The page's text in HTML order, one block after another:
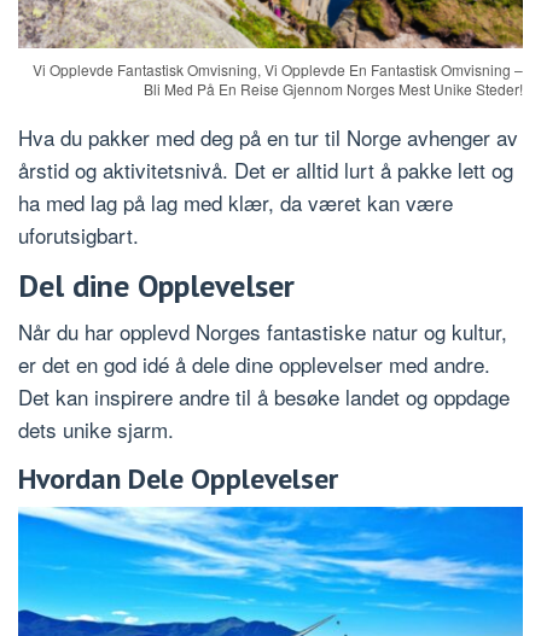
Vi Opplevde Fantastisk Omvisning, Vi Opplevde En Fantastisk Omvisning –
Bli Med På En Reise Gjennom Norges Mest Unike Steder!
Hva du pakker med deg på en tur til Norge avhenger av
årstid og aktivitetsnivå. Det er alltid lurt å pakke lett og
ha med lag på lag med klær, da været kan være
uforutsigbart.
Del dine Opplevelser
Når du har opplevd Norges fantastiske natur og kultur,
er det en god idé å dele dine opplevelser med andre.
Det kan inspirere andre til å besøke landet og oppdage
dets unike sjarm.
Hvordan Dele Opplevelser